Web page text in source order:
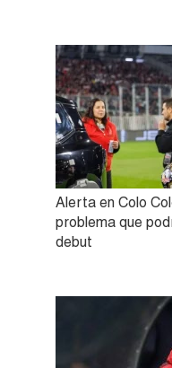
Alerta en Colo
problema que
debut